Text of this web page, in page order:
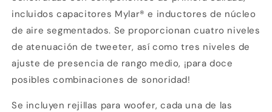
incluidos capacitores Mylar® e inductores de núcleo
de aire segmentados. Se proporcionan cuatro niveles
de atenuación de tweeter, así como tres niveles de
ajuste de presencia de rango medio, ¡para doce
posibles combinaciones de sonoridad!
Se incluyen rejillas para woofer, cada una de las
Agrega tu producto al carrito y elige
pagar con Meses sin Tarjeta.
2 En tu cuenta de Mercado Pago,
elige
la cantidad de mesesy confirma.
3 Paga mes a mescon saldo disponible,